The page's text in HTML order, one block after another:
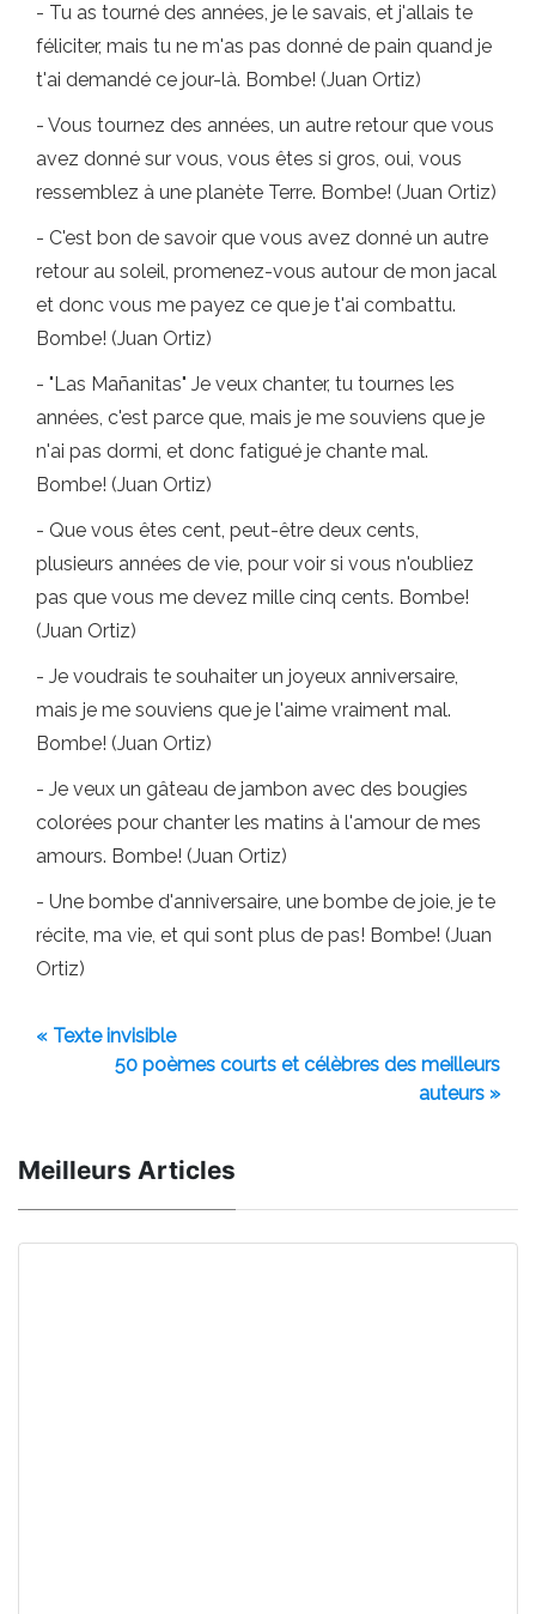
- Tu as tourné des années, je le savais, et j'allais te
féliciter, mais tu ne m'as pas donné de pain quand je
t'ai demandé ce jour-là. Bombe! (Juan Ortiz)
- Vous tournez des années, un autre retour que vous
avez donné sur vous, vous êtes si gros, oui, vous
ressemblez à une planète Terre. Bombe! (Juan Ortiz)
- C'est bon de savoir que vous avez donné un autre
retour au soleil, promenez-vous autour de mon jacal
et donc vous me payez ce que je t'ai combattu.
Bombe! (Juan Ortiz)
- "Las Mañanitas" Je veux chanter, tu tournes les
années, c'est parce que, mais je me souviens que je
n'ai pas dormi, et donc fatigué je chante mal.
Bombe! (Juan Ortiz)
- Que vous êtes cent, peut-être deux cents,
plusieurs années de vie, pour voir si vous n'oubliez
pas que vous me devez mille cinq cents. Bombe!
(Juan Ortiz)
- Je voudrais te souhaiter un joyeux anniversaire,
mais je me souviens que je l'aime vraiment mal.
Bombe! (Juan Ortiz)
- Je veux un gâteau de jambon avec des bougies
colorées pour chanter les matins à l'amour de mes
amours. Bombe! (Juan Ortiz)
- Une bombe d'anniversaire, une bombe de joie, je te
récite, ma vie, et qui sont plus de pas! Bombe! (Juan
Ortiz)
« Texte invisible
50 poèmes courts et célèbres des meilleurs
auteurs »
Meilleurs Articles